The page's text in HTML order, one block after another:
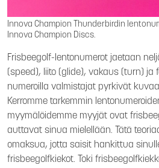
Innova Champion Thunderbirdin
Innova Champion Discs.
Frisbeegolf-lentonumerot jaetaan
(speed), liito (glide), vakaus (turn) ja
numeroilla valmistajat pyrkivät
Kerromme tarkemmin
myymälöidemme myyjät ovat
auttavat sinua mielellään. Tätä
omaksua, jotta saisit hankittua
frisbeegolfkiekot. Toki